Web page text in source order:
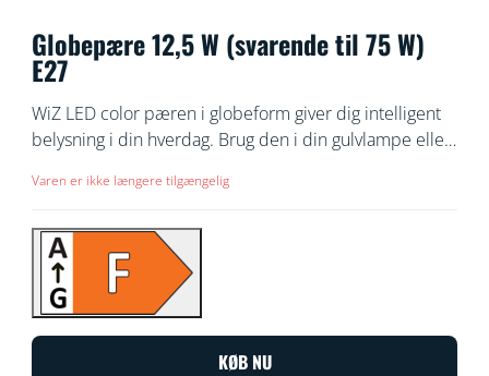
Globepære 12,5 W (svarende til 75 W)
E27
WiZ LED color pæren i globeform giver dig intelligent
belysning i din hverdag. Brug den i din gulvlampe eller
millioner farver og varmt til køligt hvidt lys. Du kan også
passer til dine daglige eller ugentlige rutiner, og
fjernstyre lamperne via din smartphone eller med din
stemme, selv når du er væk fra hjemmet. WiZ lyskilder
opretter forbindelse til din eksisterende Wi-Fi-
forbindelse uden behov for ekstra udstyr.
Varen er ikke længere tilgængelig
KØB NU